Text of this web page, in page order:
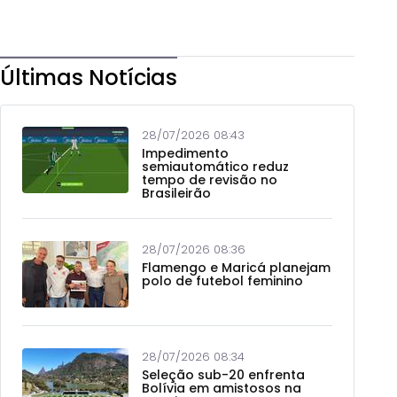
Últimas Notícias
28/07/2026 08:43
Impedimento
semiautomático reduz
tempo de revisão no
Brasileirão
28/07/2026 08:36
Flamengo e Maricá planejam
polo de futebol feminino
28/07/2026 08:34
Seleção sub-20 enfrenta
Bolívia em amistosos na